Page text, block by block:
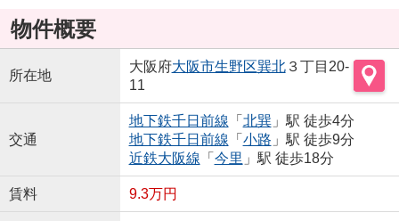
物件概要
所在地
大阪府大阪市生野区巽北３丁目20-
11
交通
地下鉄千日前線 「 北巽」駅 徒歩4分
地下鉄千日前線 「 小路 」駅 徒歩9分
近鉄大阪線 「 今里 」駅 徒歩18分
賃料 9.3万円